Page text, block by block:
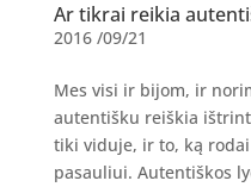
Ar tikrai reikia
2016 /09/21
Mes visi ir bijom, ir
autentišku reiškia
tiki viduje, ir to, ką
pasauliui. Autentiškos